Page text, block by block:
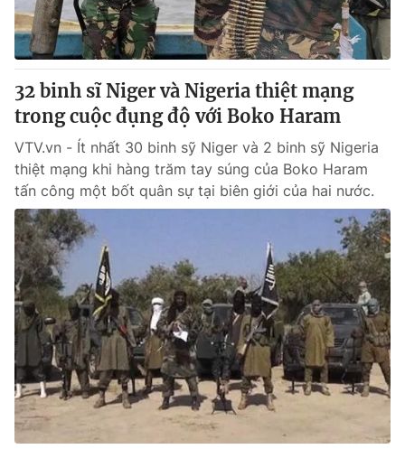
32 binh sĩ Niger và Nigeria thiệt mạng
trong cuộc đụng độ với Boko Haram
VTV.vn - Ít nhất 30 binh sỹ Niger và 2 binh sỹ Nigeria
thiệt mạng khi hàng trăm tay súng của Boko Haram
tấn công một bốt quân sự tại biên giới của hai nước.